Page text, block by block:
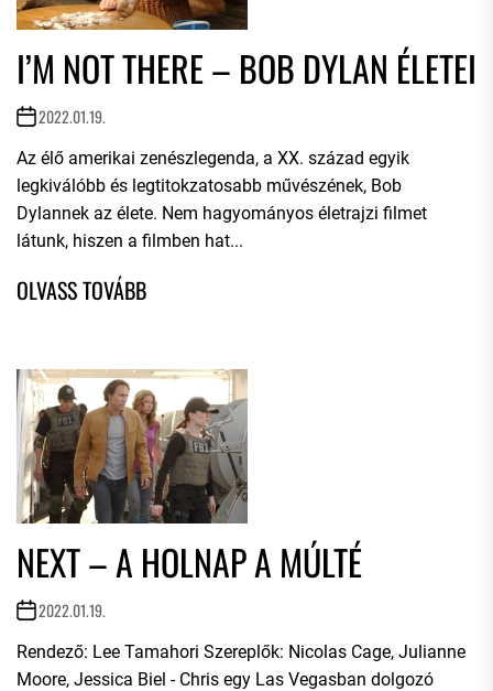
I’M NOT THERE – BOB DYLAN ÉLETEI
2022.01.19.
Az élő amerikai zenészlegenda, a XX. század egyik
legkiválóbb és legtitokzatosabb művészének, Bob
Dylannek az élete. Nem hagyományos életrajzi filmet
látunk, hiszen a filmben hat...
NEXT – A HOLNAP A MÚLTÉ
2022.01.19.
Rendező: Lee Tamahori Szereplők: Nicolas Cage, Julianne
Moore, Jessica Biel - Chris egy Las Vegasban dolgozó